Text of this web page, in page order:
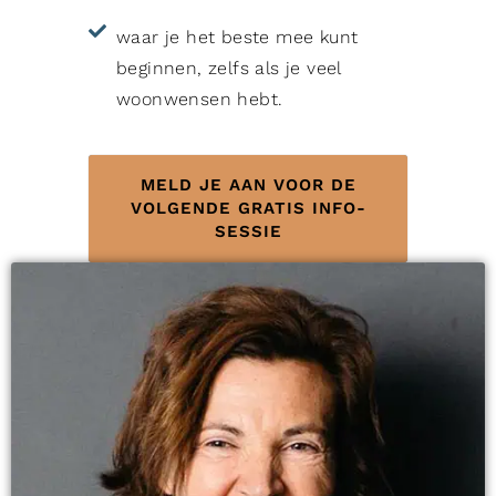
waar je het beste mee kunt
beginnen, zelfs als je veel
woonwensen hebt.
MELD JE AAN VOOR DE
VOLGENDE GRATIS INFO-
SESSIE